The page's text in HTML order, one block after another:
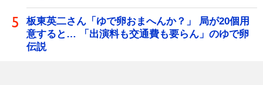
板東英二さん「ゆで卵おまへんか？」 局が20個用
意すると… 「出演料も交通費も要らん」のゆで卵
伝説